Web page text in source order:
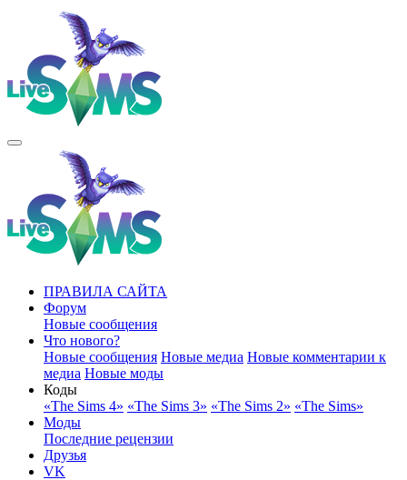
ПРАВИЛА САЙТА
Форум
Новые сообщения
Что нового?
Новые сообщения Новые медиа Новые комментарии к
медиа Новые моды
Коды
«The Sims 4» «The Sims 3» «The Sims 2» «The Sims»
Моды
Последние рецензии
Друзья
VK